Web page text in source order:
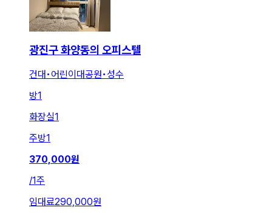
광진구 화양동의 오피스텔
건대•어린이대공원•성수
방1
화장실1
주방1
370,000원
/1주
임대료290,000원